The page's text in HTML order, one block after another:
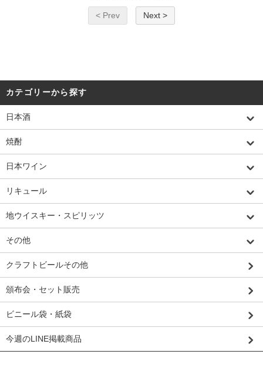
< Prev Next >
カテゴリーから探す
日本酒
焼酎
日本ワイン
リキュール
地ウイスキー・スピリッツ
その他
クラフトビールその他
頒布会・セット販売
ビニール袋・紙袋
今週のLINE掲載商品